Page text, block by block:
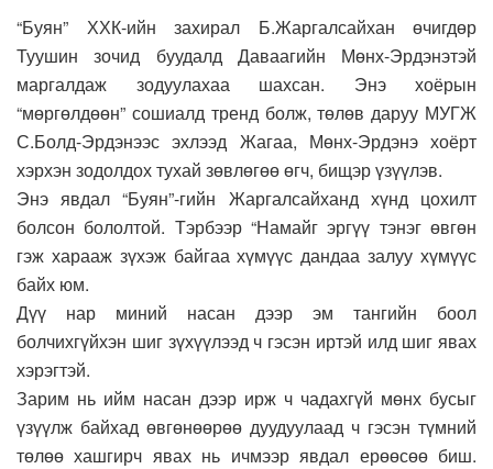
“Буян” ХХК-ийн захирал Б.Жаргалсайхан өчигдөр
Туушин зочид буудалд Даваагийн Мөнх-Эрдэнэтэй
маргалдаж зодуулахаа шахсан. Энэ хоёрын
“мөргөлдөөн” сошиалд тренд болж, төлөв даруу МУГЖ
С.Болд-Эрдэнээс эхлээд Жагаа, Мөнх-Эрдэнэ хоёрт
хэрхэн зодолдох тухай зөвлөгөө өгч, бищэр үзүүлэв.
Энэ явдал “Буян”-гийн Жаргалсайханд хүнд цохилт
болсон бололтой. Тэрбээр “Намайг эргүү тэнэг өвгөн
гэж харааж зүхэж байгаа хүмүүс дандаа залуу хүмүүс
байх юм.
Дүү нар миний насан дээр эм тангийн боол
болчихгүйхэн шиг зүхүүлээд ч гэсэн иртэй илд шиг явах
хэрэгтэй.
Зарим нь ийм насан дээр ирж ч чадахгүй мөнх бусыг
үзүүлж байхад өвгөнөөрөө дуудуулаад ч гэсэн түмний
төлөө хашгирч явах нь ичмээр явдал ерөөсөө биш.